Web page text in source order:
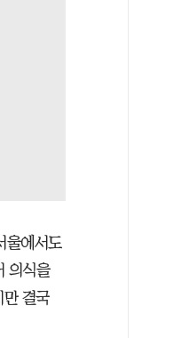
울에서도
의식을
만 결국